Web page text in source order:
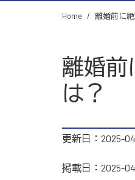
Home 離婚前に
離婚前
は？
更新日：2025-
掲載日：2025-